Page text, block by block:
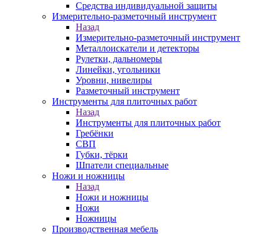
Средства индивидуальной защиты
Измерительно-разметочный инструмент
Назад
Измерительно-разметочный инструмент
Металлоискатели и детекторы
Рулетки, дальномеры
Линейки, угольники
Уровни, нивелиры
Разметочный инструмент
Инструменты для плиточных работ
Назад
Инструменты для плиточных работ
Гребёнки
СВП
Губки, тёрки
Шпатели специальные
Ножи и ножницы
Назад
Ножи и ножницы
Ножи
Ножницы
Производственная мебель